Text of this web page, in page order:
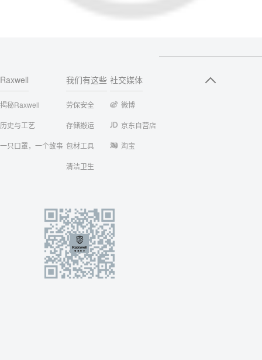
Raxwell
揭秘Raxwell
历史与工艺
一只口罩，一个故事
我们有这些
劳保安全
存储搬运
包材工具
清洁卫生
社交媒体
微博
京东自营店
淘宝